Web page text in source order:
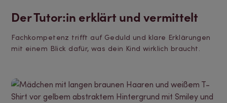
Der Tutor:in erklärt und vermittelt
Fachkompetenz trifft auf Geduld und klare Erklärungen
mit einem Blick dafür, was dein Kind wirklich braucht.